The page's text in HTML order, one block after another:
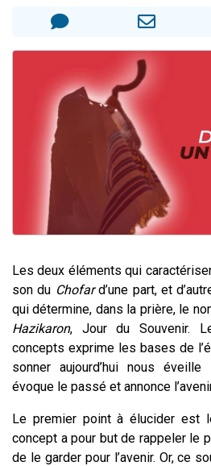
Dovan vient de
Malgorzata vient de
Les deux éléments qui
son du Chofard’une part, et
qui détermine, dans la prière, le
Hazikaron, Jour du Souvenir.
concepts exprime les bases de
sonner aujourd’hui nous
évoque le passé et annonce
Le premier point à élucider est
concept a pour but de rappeler le
de le garder pour l’avenir. Or, ce